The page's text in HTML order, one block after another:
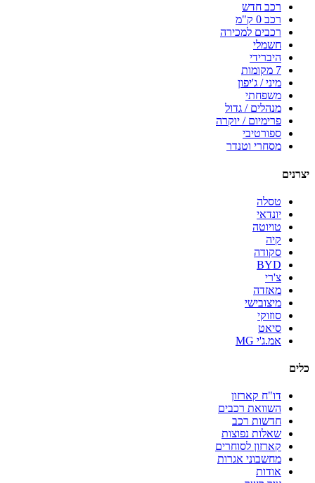
רכב חדש
רכב 0 ק"מ
רכבים למכירה
חשמלי
היברידי
7 מקומות
מיני / ג'יפון
משפחתי
מנהלים / גדול
פרימיום / יוקרה
ספורטיבי
מסחרי וטנדר
יצרנים
טסלה
יונדאי
טויוטה
קיה
סקודה
BYD
צ'רי
מאזדה
מיצובישי
סוזוקי
סיאט
אמ.ג'י MG
כלים
דו"ח קארזון
השוואת רכבים
חדשות רכב
שאלות נפוצות
קארזון לסוחרים
מחשבוני אגרות
אודות